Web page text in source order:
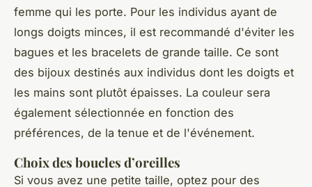
femme qui les porte. Pour les individus ayant de
longs doigts minces, il est recommandé d'éviter les
bagues et les bracelets de grande taille. Ce sont
des bijoux destinés aux individus dont les doigts et
les mains sont plutôt épaisses. La couleur sera
également sélectionnée en fonction des
préférences, de la tenue et de l'événement.
Choix des boucles d’oreilles
Si vous avez une petite taille, optez pour des